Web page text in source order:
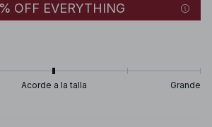
OFF EVERYTHING
Acorde a la talla Grande